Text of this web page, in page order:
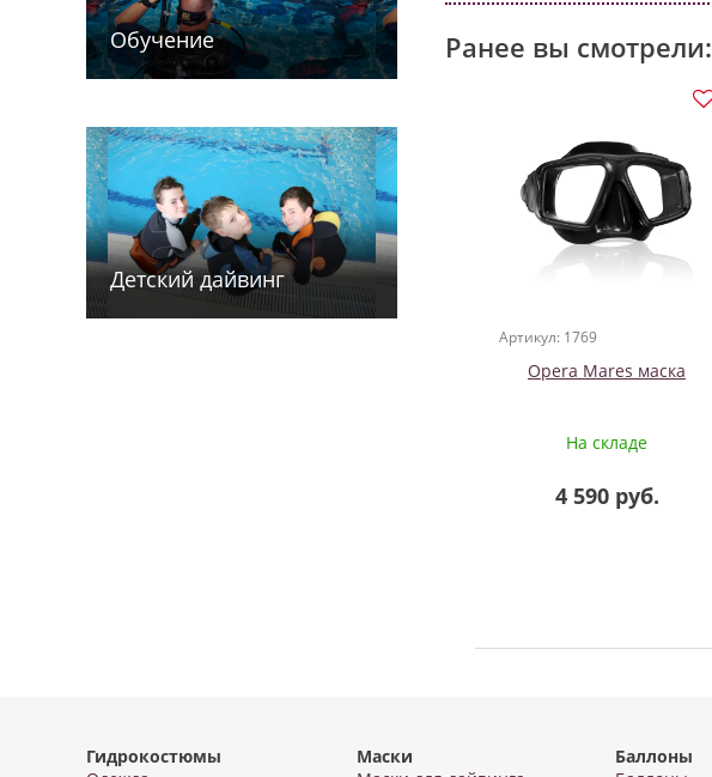
Обучение
Детский дайв­­инг
Ранее вы смотрели:
Артикул: 1769
Opera Mares маска
На складе
4 590 руб.
Гидрокостюмы
Маски
Баллоны